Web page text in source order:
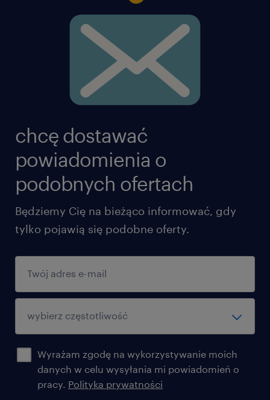
chcę dostawać
powiadomienia o
podobnych ofertach
Będziemy Cię na bieżąco informować, gdy
tylko pojawią się podobne oferty.
Wyrażam zgodę na wykorzystywanie moich
danych w celu wysyłania mi powiadomień o
pracy. Polityka prywatności